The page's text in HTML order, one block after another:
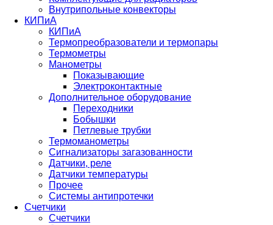
Внутрипольные конвекторы
КИПиА
КИПиА
Термопреобразователи и термопары
Термометры
Манометры
Показывающие
Электроконтактные
Дополнительное оборудование
Переходники
Бобышки
Петлевые трубки
Термоманометры
Сигнализаторы загазованности
Датчики, реле
Датчики температуры
Прочее
Системы антипротечки
Счетчики
Счетчики